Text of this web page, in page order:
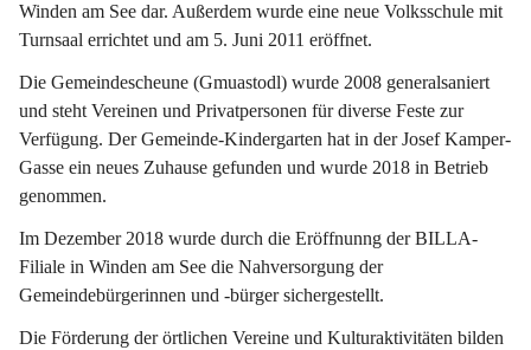
Winden am See dar. Außerdem wurde eine neue Volksschule mit
Turnsaal errichtet und am 5. Juni 2011 eröffnet.
Die Gemeindescheune (Gmuastodl) wurde 2008 generalsaniert
und steht Vereinen und Privatpersonen für diverse Feste zur
Verfügung. Der Gemeinde-Kindergarten hat in der Josef Kamper-
Gasse ein neues Zuhause gefunden und wurde 2018 in Betrieb
genommen.
Im Dezember 2018 wurde durch die Eröffnunng der BILLA-
Filiale in Winden am See die Nahversorgung der
Gemeindebürgerinnen und -bürger sichergestellt.
Die Förderung der örtlichen Vereine und Kulturaktivitäten bilden